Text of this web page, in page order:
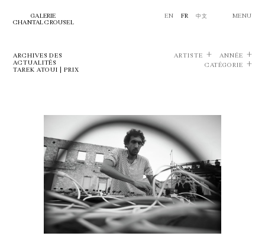
GALERIE
CHANTAL CROUSEL
EN FR 中文 MENU
ARCHIVES DES
ACTUALITÉS
TAREK ATOUI | PRIX
ARTISTE
ANNÉE
CATÉGORIE